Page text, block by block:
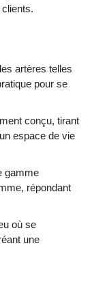
artères telles
pour se
conçu, tirant
espace de vie
gamme
répondant
où se
une